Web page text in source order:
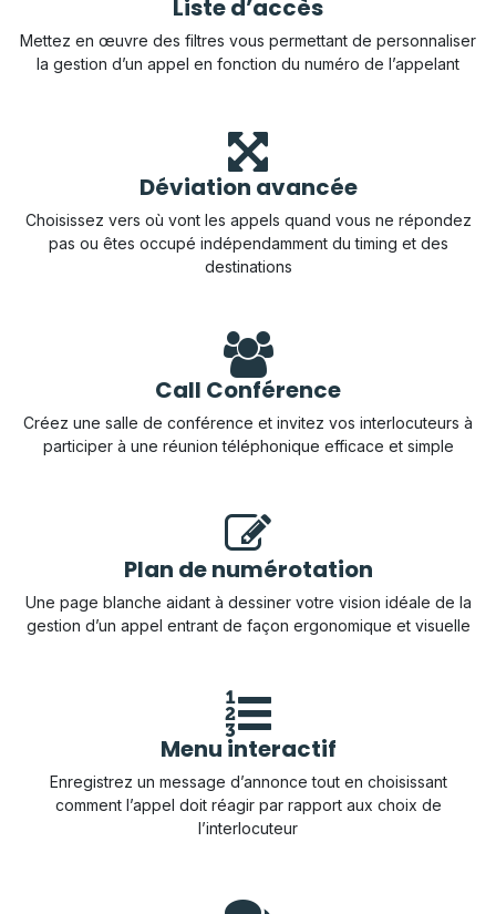
Liste d’accès
Mettez en œuvre des filtres vous permettant de personnaliser
la gestion d’un appel en fonction du numéro de l’appelant
Déviation avancée
Choisissez vers où vont les appels quand vous ne répondez
pas ou êtes occupé indépendamment du timing et des
destinations
Call Conférence
Créez une salle de conférence et invitez vos interlocuteurs à
participer à une réunion téléphonique efficace et simple
Plan de numérotation
Une page blanche aidant à dessiner votre vision idéale de la
gestion d’un appel entrant de façon ergonomique et visuelle
Menu interactif
Enregistrez un message d’annonce tout en choisissant
comment l’appel doit réagir par rapport aux choix de
l’interlocuteur